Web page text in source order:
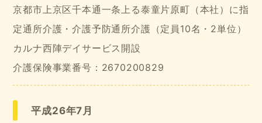
京都市上京区千本通一条上る泰童片原町（本社）に指
定通所介護・介護予防通所介護（定員10名・2単位）
カルナ西陣デイサービス開設
介護保険事業番号：2670200829
平成26年7月